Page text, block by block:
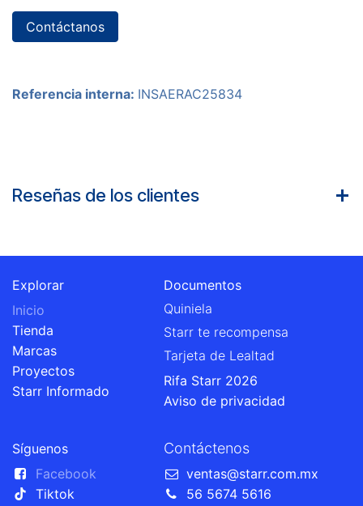
Contáctanos
Referencia interna: INSAERAC25834
Reseñas de los clientes
Explorar
Inicio
Tienda
Marcas
Proyectos
Starr Informado
Documentos
Quiniela
Starr te recompensa
Tarjeta de Lealtad
Rifa Starr 2026
Aviso de privacidad
Síguenos
Facebook
Tiktok
Contáctenos
ventas@starr.com.mx
56 5674 5616